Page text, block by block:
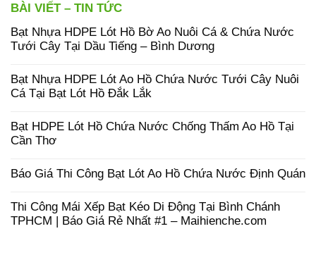
BÀI VIẾT – TIN TỨC
Bạt Nhựa HDPE Lót Hồ Bờ Ao Nuôi Cá & Chứa Nước
Tưới Cây Tại Dầu Tiếng – Bình Dương
Bạt Nhựa HDPE Lót Ao Hồ Chứa Nước Tưới Cây Nuôi
Cá Tại Bạt Lót Hồ Đắk Lắk
Bạt HDPE Lót Hồ Chứa Nước Chống Thấm Ao Hồ Tại
Cần Thơ
Báo Giá Thi Công Bạt Lót Ao Hồ Chứa Nước Định Quán
Thi Công Mái Xếp Bạt Kéo Di Động Tại Bình Chánh
TPHCM | Báo Giá Rẻ Nhất #1 – Maihienche.com